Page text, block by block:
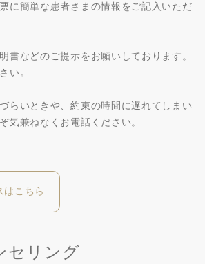
に簡単な患者さまの情報をご記入いただ
書などのご提示をお願いしております。
い。
らいときや、約束の時間に遅れてしまい
気兼ねなくお電話ください。
はこちら
セリング